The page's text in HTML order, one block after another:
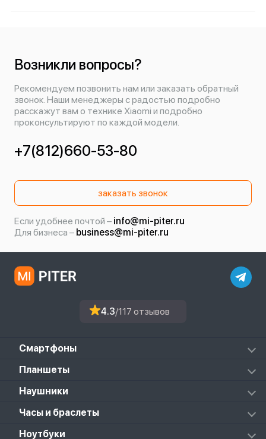
Возникли вопросы?
Рекомендуем позвонить нам или заказать обратный
звонок. Наши менеджеры с радостью подробно
расскажут вам о технике Xiaomi и подробно
проконсультируют по каждой модели.
+7(812)660-53-80
заказать звонок
Если удобнее почтой – info@mi-piter.ru
Для бизнеса – business@mi-piter.ru
4.3/117 отзывов
Смартфоны
Redmi
Mi
Black Shark
Планшеты
Mi Pad 6S Pro
Mi Pad 7 Pro
Redmi Pad 2
Наушники
Mi FlipBuds Pro
Redmi Buds 3 Lite
Часы и браслеты
Xiaomi Watch
Ноутбуки